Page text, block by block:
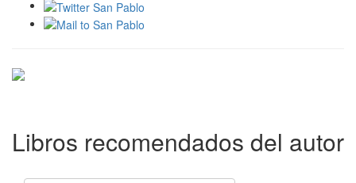
Libros recomendados del autor